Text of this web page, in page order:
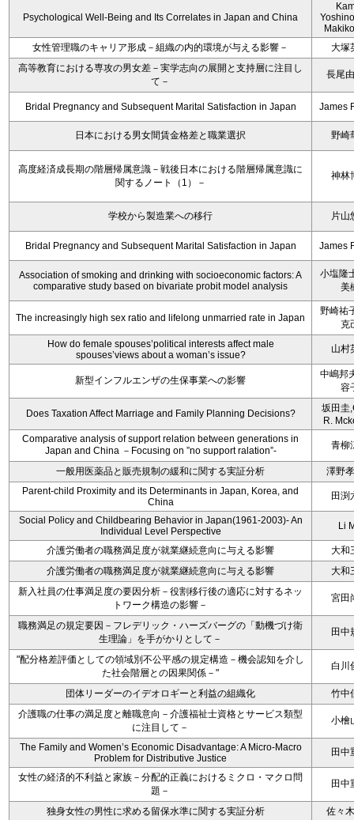
Psychological Well-Being and Its Correlates in Japan and China
女性管理職のキャリア形成－組織の内的環境が与える影響－
大塚
高等教育における専攻の男女差－実学志向の展開と支持層に注目し
て－
長尾
Bridal Pregnancy and Subsequent Marital Satisfaction in Japan James
日本における男女間賃金格差と職業選択 野崎
高度経済成長期の階層帰属意識－戦後日本における階層帰属意識に
関するノート（1）－
神林
学校から製造業への移行 片山
Bridal Pregnancy and Subsequent Marital Satisfaction in Japan James
Association of smoking and drinking with socioeconomic factors: A
comparative study based on bivariate probit model analysis
小塩隆
美
The increasingly high sex ratio and lifelong unmarried rate in Japan
野崎祐
克
How do female spouses’political interests affect male
spouses’views about a woman’s issue?
山村
新型インフルエンザの生保事業への影響
中嶋邦
容
Does Taxation Affect Marriage and Family Planning Decisions?
坂田圭
R.
Comparative analysis of support relation between generations in
Japan and China －Focusing on ”no support ralation”-
青柳
一般用医薬品と販売規制の緩和に関する実証分析
澤野
Parent-child Proximity and its Determinants in Japan, Korea, and
China
田渕
Social Policy and Childbearing Behavior in Japan(1961-2003)- An
Individual Level Perspective
Li
介護労働者の職務満足度が就業継続意向に与える影響
大和
介護労働者の職務満足度が就業継続意向に与える影響
大和
新入社員の仕事満足度の要因分析－役割移行後の適応に対するネッ
トワーク構造の影響－
宮田
職務満足の規定要因－フレデリック・ハーズバーグの「動機づけ衛
生理論」を手がかりとして－
田中
"配分格差評価としての領域別不公平感の規定構造－機会認知を介し
た社会階層との因果関係－"
白川
団体リーダーのイデオロギーと利益の組織化
竹中
介護職の仕事の満足度と離職意向－介護福祉士資格とサービス類型
に注目して－
小檜
The Family and Women’s Economic Disadvantage: A Micro-Macro
Problem for Distributive Justice
田中
女性の経済的不利益と家族－分配的正義におけるミクロ・マクロ問
題－
田中
独身女性の男性に求める留保水準に関する実証分析
佐々